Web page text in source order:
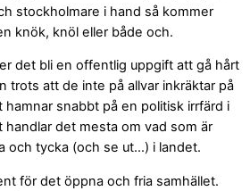
stockholmare i hand så kommer
knök, knöl eller både och.
det bli en offentlig uppgift att gå hårt
trots att de inte på allvar inkräktar på
snabbt på en politisk irrfärd i
handlar det mesta om vad som är
och tycka (och se ut…) i landet.
för det öppna och fria samhället.